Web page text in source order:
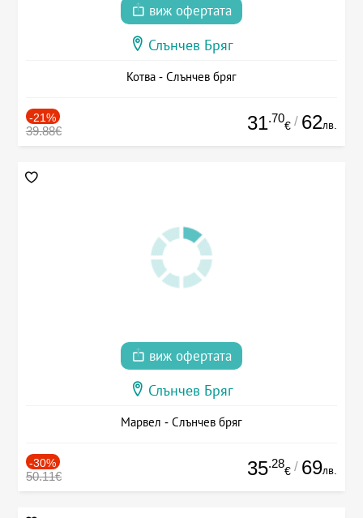
виж офертата
Слънчев Бряг
Котва - Слънчев бряг
-21%
39.88€ 31.70
€ / 62лв.
виж офертата
Слънчев Бряг
Марвел - Слънчев бряг
-30%
50.11€ 35.28
€ / 69лв.